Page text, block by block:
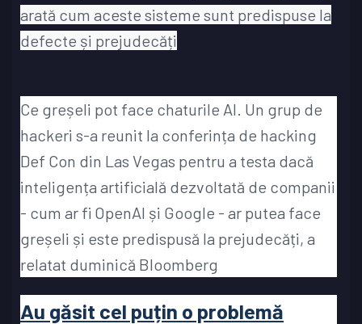
arată cum aceste sisteme sunt predispuse la
defecte și prejudecăți
Ce greșeli pot face chaturile AI. Un grup de
hackeri s-a reunit la conferința de hacking
Def Con din Las Vegas pentru a testa dacă
inteligența artificială dezvoltată de companii
- cum ar fi OpenAI și Google - ar putea face
greșeli și este predispusă la prejudecăți, a
relatat duminică Bloomberg
Au găsit cel puțin o problemă